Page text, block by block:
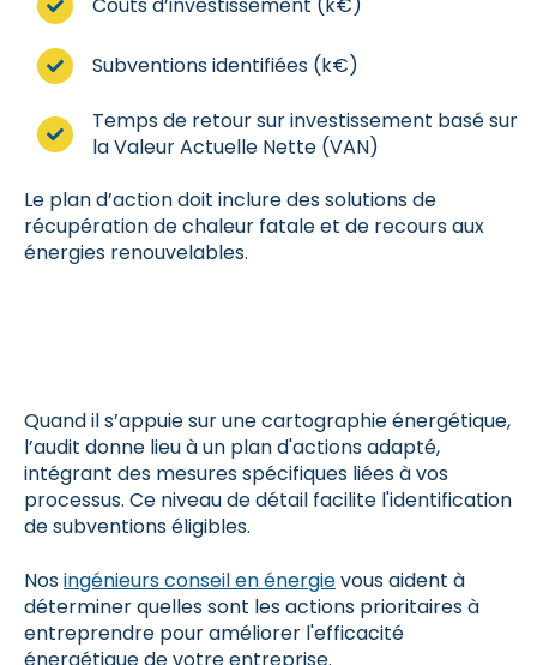
Subventions identifiées (k€)
Temps de retour sur investissement basé sur
la Valeur Actuelle Nette (VAN)
Le plan d’action doit inclure des solutions de
récupération de chaleur fatale et de recours aux
énergies renouvelables.
Quand il s’appuie sur une cartographie énergétique,
l’audit donne lieu à un plan d'actions adapté,
intégrant des mesures spécifiques liées à vos
processus. Ce niveau de détail facilite l'identification
de subventions éligibles.
Nosingénieurs conseil en énergievous aident à
déterminer quelles sont les actions prioritaires à
entreprendre pour améliorer l'efficacité
énergétique de votre entreprise.